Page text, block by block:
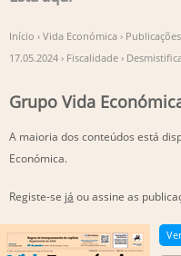
Início › Vida Económica › Publicações
17.05.2024 › Fiscalidade ›
Grupo Vida
A maioria dos conteúdos está
Económica.
Registe-se já ou assine as